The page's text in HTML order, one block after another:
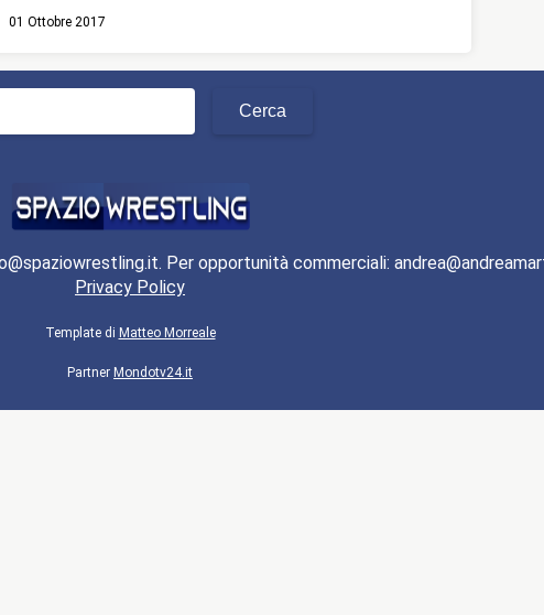
01 Ottobre 2017
Per opportunità commerciali:
Privacy Policy
Template di Matteo Morreale
Partner Mondotv24.it